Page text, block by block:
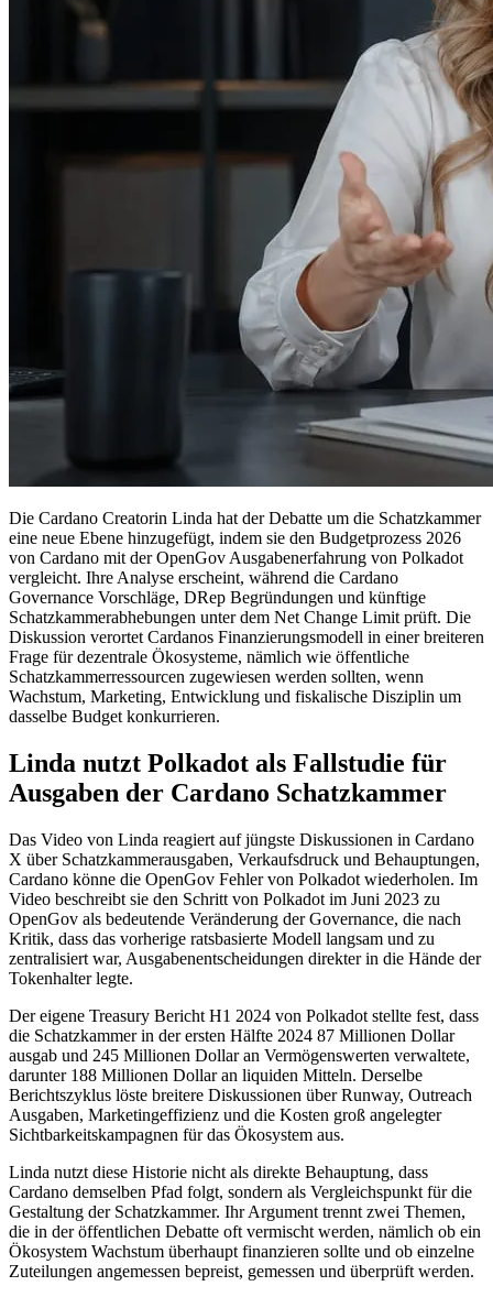
Die Cardano Creatorin Linda hat der Debatte um die Schatzkammer
eine neue Ebene hinzugefügt, indem sie den Budgetprozess 2026
von Cardano mit der OpenGov Ausgabenerfahrung von Polkadot
vergleicht. Ihre Analyse erscheint, während die Cardano
Governance Vorschläge, DRep Begründungen und künftige
Schatzkammerabhebungen unter dem Net Change Limit prüft. Die
Diskussion verortet Cardanos Finanzierungsmodell in einer breiteren
Frage für dezentrale Ökosysteme, nämlich wie öffentliche
Schatzkammerressourcen zugewiesen werden sollten, wenn
Wachstum, Marketing, Entwicklung und fiskalische Disziplin um
dasselbe Budget konkurrieren.
Linda nutzt Polkadot als Fallstudie für
Ausgaben der Cardano Schatzkammer
Das Video von Linda reagiert auf jüngste Diskussionen in Cardano
X über Schatzkammerausgaben, Verkaufsdruck und Behauptungen,
Cardano könne die OpenGov Fehler von Polkadot wiederholen. Im
Video beschreibt sie den Schritt von Polkadot im Juni 2023 zu
OpenGov als bedeutende Veränderung der Governance, die nach
Kritik, dass das vorherige ratsbasierte Modell langsam und zu
zentralisiert war, Ausgabenentscheidungen direkter in die Hände der
Tokenhalter legte.
Der eigene Treasury Bericht H1 2024 von Polkadot stellte fest, dass
die Schatzkammer in der ersten Hälfte 2024 87 Millionen Dollar
ausgab und 245 Millionen Dollar an Vermögenswerten verwaltete,
darunter 188 Millionen Dollar an liquiden Mitteln. Derselbe
Berichtszyklus löste breitere Diskussionen über Runway, Outreach
Ausgaben, Marketingeffizienz und die Kosten groß angelegter
Sichtbarkeitskampagnen für das Ökosystem aus.
Linda nutzt diese Historie nicht als direkte Behauptung, dass
Cardano demselben Pfad folgt, sondern als Vergleichspunkt für die
Gestaltung der Schatzkammer. Ihr Argument trennt zwei Themen,
die in der öffentlichen Debatte oft vermischt werden, nämlich ob ein
Ökosystem Wachstum überhaupt finanzieren sollte und ob einzelne
Zuteilungen angemessen bepreist, gemessen und überprüft werden.